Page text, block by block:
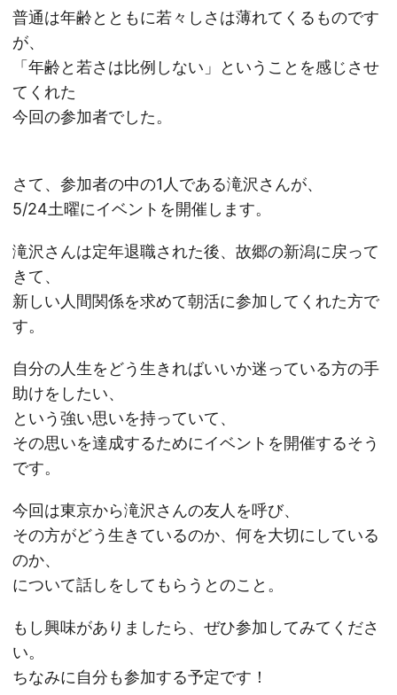
普通は年齢とともに若々しさは薄れてくるものです
が、
「年齢と若さは比例しない」ということを感じさせ
てくれた
今回の参加者でした。
さて、参加者の中の1人である滝沢さんが、
5/24土曜にイベントを開催します。
滝沢さんは定年退職された後、故郷の新潟に戻って
きて、
新しい人間関係を求めて朝活に参加してくれた方で
す。
自分の人生をどう生きればいいか迷っている方の手
助けをしたい、
という強い思いを持っていて、
その思いを達成するためにイベントを開催するそう
です。
今回は東京から滝沢さんの友人を呼び、
その方がどう生きているのか、何を大切にしている
のか、
について話しをしてもらうとのこと。
もし興味がありましたら、ぜひ参加してみてくださ
い。
ちなみに自分も参加する予定です！